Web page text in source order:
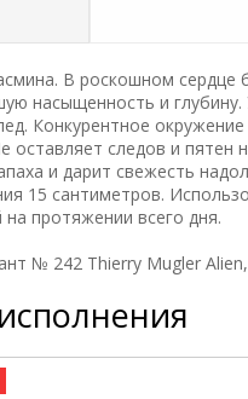
В роскошном сердце
насыщенность и
Конкурентное
оставляет следов и
и дарит свежесть
15 сантиметров.
протяжении всего дня.
№ 242 Thierry Mugler